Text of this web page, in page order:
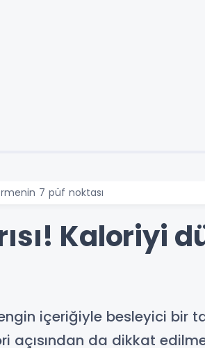
7 püf noktası
Kaloriyi
içeriğiyle besleyici bir
açısından da dikkat